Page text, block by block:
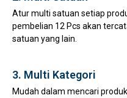
Atur multi satuan setiap
pembelian 12 Pcs akan
satuan yang lain.
3. Multi Kategori
Mudah dalam mencari